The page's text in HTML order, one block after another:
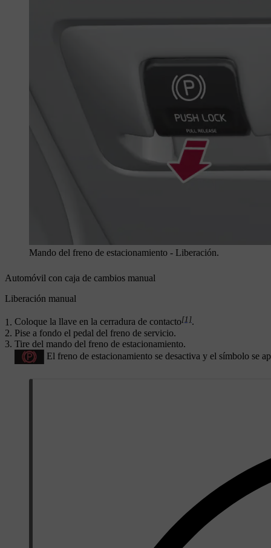
Mando del freno de estacionamiento - Liberación.
Automóvil con caja de cambios manual
Liberación manual
Coloque la llave en la cerradura de contacto[1].
Pise a fondo el pedal del freno de servicio.
Tire del mando del freno de estacionamiento.
El freno de estacionamiento se desactiva y el símbolo se